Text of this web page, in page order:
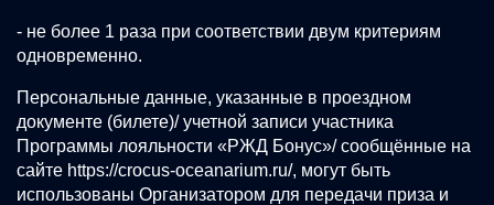
- не более 1 раза при соответствии двум критериям
одновременно.
Персональные данные, указанные в проездном
документе (билете)/ учетной записи участника
Программы лояльности «РЖД Бонус»/ сообщённые на
сайте https://crocus-oceanarium.ru/, могут быть
использованы Организатором для передачи приза и